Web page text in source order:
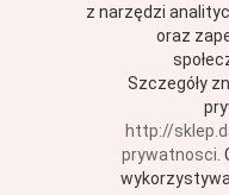
|
z narzędzi
oraz
Szczegóły
http://
prywatnosci